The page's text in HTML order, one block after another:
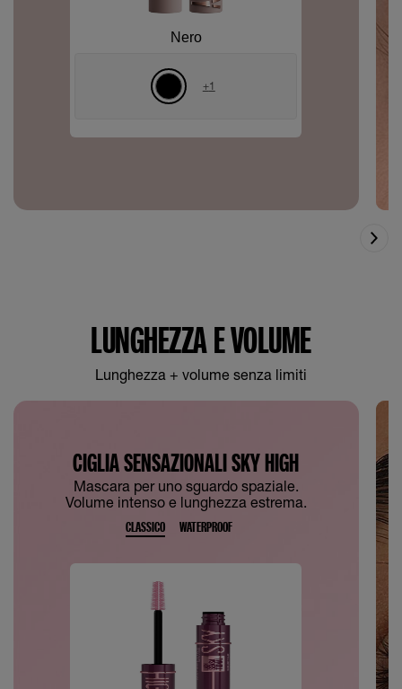
Nero
+1
LUNGHEZZA E VOLUME
Lunghezza + volume senza limiti
CIGLIA SENSAZIONALI SKY HIGH
Mascara per uno sguardo spaziale.
Volume intenso e lunghezza estrema.
CLASSICO WATERPROOF